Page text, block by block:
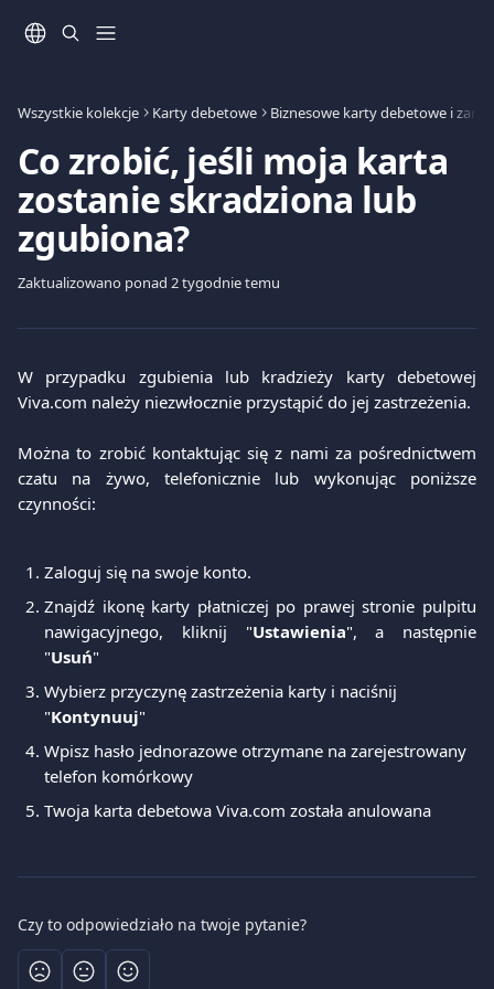
Wszystkie kolekcje Karty debetowe Biznesowe karty debetowe i
Co zrobić, jeśli moja karta
zostanie skradziona lub
zgubiona?
Zaktualizowano ponad 2 tygodnie temu
W przypadku zgubienia lub kradzieży karty debetowej
Viva.com należy niezwłocznie przystąpić do jej zastrzeżenia.
Można to zrobić kontaktując się z nami za pośrednictwem
czatu na żywo, telefonicznie lub wykonując poniższe
czynności:
Zaloguj się na swoje konto.
Znajdź ikonę karty płatniczej po prawej stronie pulpitu
nawigacyjnego, kliknij "Ustawienia", a następnie
"Usuń"
Wybierz przyczynę zastrzeżenia karty i naciśnij
"Kontynuuj"
Wpisz hasło jednorazowe otrzymane na zarejestrowany
telefon komórkowy
Twoja karta debetowa Viva.com została anulowana
Czy to odpowiedziało na twoje pytanie?